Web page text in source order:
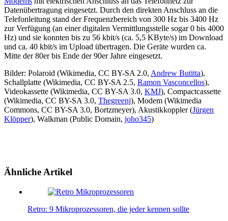
Datenübertragung eingesetzt. Durch den direkten Anschluss an die
Telefonleitung stand der Frequenzbereich von 300 Hz bis 3400 Hz
zur Verfügung (an einer digitalen Vermittlungsstelle sogar 0 bis 4000
Hz) und sie konnten bis zu 56 kbit/s (ca. 5,5 KByte/s) im Download
und ca. 40 kbit/s im Upload übertragen. Die Geräte wurden ca.
Mitte der 80er bis Ende der 90er Jahre eingesetzt.
Bilder: Polaroid (Wikimedia, CC BY-SA 2.0, Andrew Butitta),
Schallplatte (Wikimedia, CC BY-SA 2.5, Ramon Vasconcellos),
Videokassette (Wikimedia, CC BY-SA 3.0, KMJ), Compactcassette
(Wikimedia, CC BY-SA 3.0, Thegreenj), Modem (Wikimedia
Commons, CC BY-SA 3.0, Bortzmeyer), Akustikkoppler (Jürgen
Klöpper), Walkman (Public Domain, joho345)
Ähnliche Artikel
Retro: 9 Mikroprozessoren, die jeder kennen sollte